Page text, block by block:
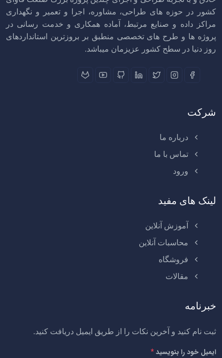
کشور در حوزه های طراحی، مشاوره، اجرا و تعمیر و نگهداری
مراکز داده و صنایع مرتبط، آماده همکاری و خدمت رسانی در
پروژه ها و طرح های تخصصی منطبق بر بروزترین استانداردهای
روز دنیا در سطح کشور عزیزمان میباشد.
شرکت
درباره ما
تماس با ما
ورود
لینک های مفید
آموزش آنلاین
محاسبات آنلاین
فروشگاه
مقالات
خبرنامه
ثبت نام کنید و آخرین نکات را از طریق ایمیل دریافت کنید.
ایمیل خود را بنویسید*